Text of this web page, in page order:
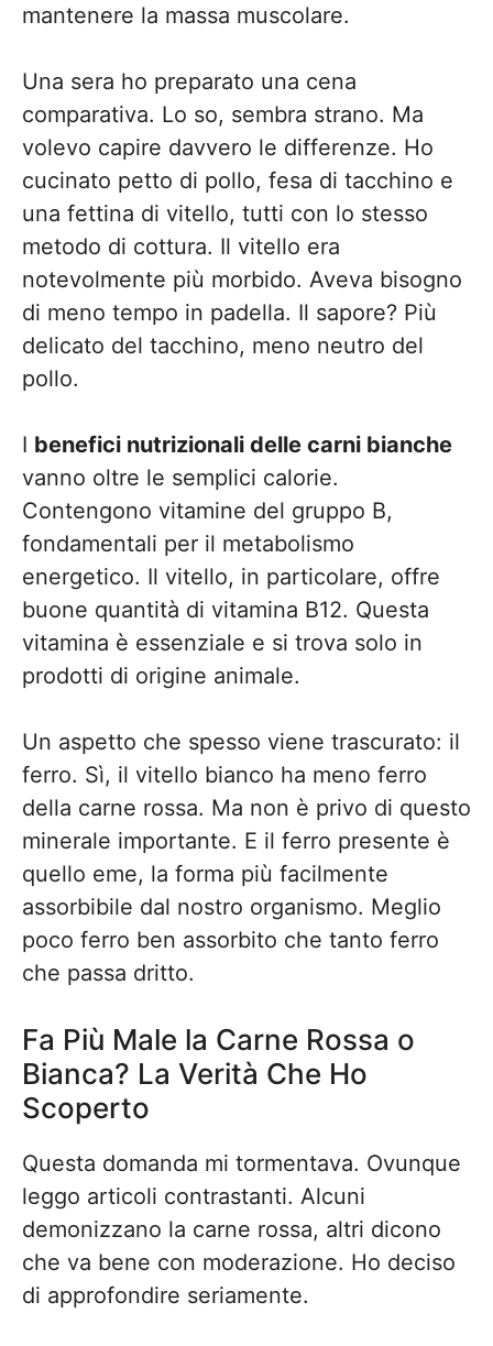
mantenere la massa muscolare.
Una sera ho preparato una cena
comparativa. Lo so, sembra strano. Ma
volevo capire davvero le differenze. Ho
cucinato petto di pollo, fesa di tacchino e
una fettina di vitello, tutti con lo stesso
metodo di cottura. Il vitello era
notevolmente più morbido. Aveva bisogno
di meno tempo in padella. Il sapore? Più
delicato del tacchino, meno neutro del
pollo.
I benefici nutrizionali delle carni bianche
vanno oltre le semplici calorie.
Contengono vitamine del gruppo B,
fondamentali per il metabolismo
energetico. Il vitello, in particolare, offre
buone quantità di vitamina B12. Questa
vitamina è essenziale e si trova solo in
prodotti di origine animale.
Un aspetto che spesso viene trascurato: il
ferro. Sì, il vitello bianco ha meno ferro
della carne rossa. Ma non è privo di questo
minerale importante. E il ferro presente è
quello eme, la forma più facilmente
assorbibile dal nostro organismo. Meglio
poco ferro ben assorbito che tanto ferro
che passa dritto.
Fa Più Male la Carne Rossa o
Bianca? La Verità Che Ho
Scoperto
Questa domanda mi tormentava. Ovunque
leggo articoli contrastanti. Alcuni
demonizzano la carne rossa, altri dicono
che va bene con moderazione. Ho deciso
di approfondire seriamente.